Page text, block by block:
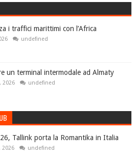
i traffici marittimi con l’Africa
undefined
un terminal intermodale ad Almaty
2026 undefined
Tallink porta la Romantika in Italia
2026 undefined